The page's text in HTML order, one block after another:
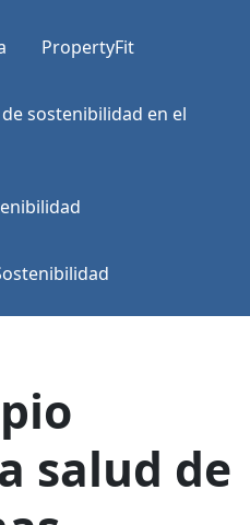
PropertyFit
sostenibilidad en el
salud de